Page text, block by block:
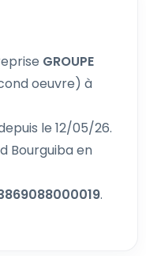
GROUPE
oeuvre) à
le 12/05/26.
Bourguiba en
.